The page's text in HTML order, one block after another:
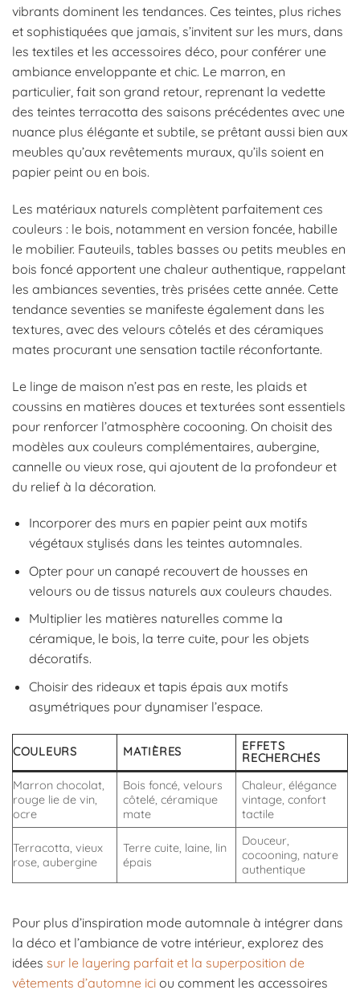
vibrants dominent les tendances. Ces teintes, plus riches
et sophistiquées que jamais, s’invitent sur les murs, dans
les textiles et les accessoires déco, pour conférer une
ambiance enveloppante et chic. Le marron, en
particulier, fait son grand retour, reprenant la vedette
des teintes terracotta des saisons précédentes avec une
nuance plus élégante et subtile, se prêtant aussi bien aux
meubles qu’aux revêtements muraux, qu’ils soient en
papier peint ou en bois.
Les matériaux naturels complètent parfaitement ces
couleurs : le bois, notamment en version foncée, habille
le mobilier. Fauteuils, tables basses ou petits meubles en
bois foncé apportent une chaleur authentique, rappelant
les ambiances seventies, très prisées cette année. Cette
tendance seventies se manifeste également dans les
textures, avec des velours côtelés et des céramiques
mates procurant une sensation tactile réconfortante.
Le linge de maison n’est pas en reste, les plaids et
coussins en matières douces et texturées sont essentiels
pour renforcer l’atmosphère cocooning. On choisit des
modèles aux couleurs complémentaires, aubergine,
cannelle ou vieux rose, qui ajoutent de la profondeur et
du relief à la décoration.
Incorporer des murs en papier peint aux motifs
végétaux stylisés dans les teintes automnales.
Opter pour un canapé recouvert de housses en
velours ou de tissus naturels aux couleurs chaudes.
Multiplier les matières naturelles comme la
céramique, le bois, la terre cuite, pour les objets
décoratifs.
Choisir des rideaux et tapis épais aux motifs
asymétriques pour dynamiser l’espace.
COULEURS MATIÈRES
EFFETS
RECHERCHÉS
Marron chocolat,
rouge lie de vin,
ocre
Bois foncé, velours
côtelé, céramique
mate
Chaleur, élégance
vintage, confort
tactile
Terracotta, vieux
rose, aubergine
Terre cuite, laine, lin
épais
Douceur,
cocooning, nature
authentique
Pour plus d’inspiration mode automnale à intégrer dans
la déco et l’ambiance de votre intérieur, explorez des
idées sur le layering parfait et la superposition de
vêtements d’automne ici ou comment les accessoires